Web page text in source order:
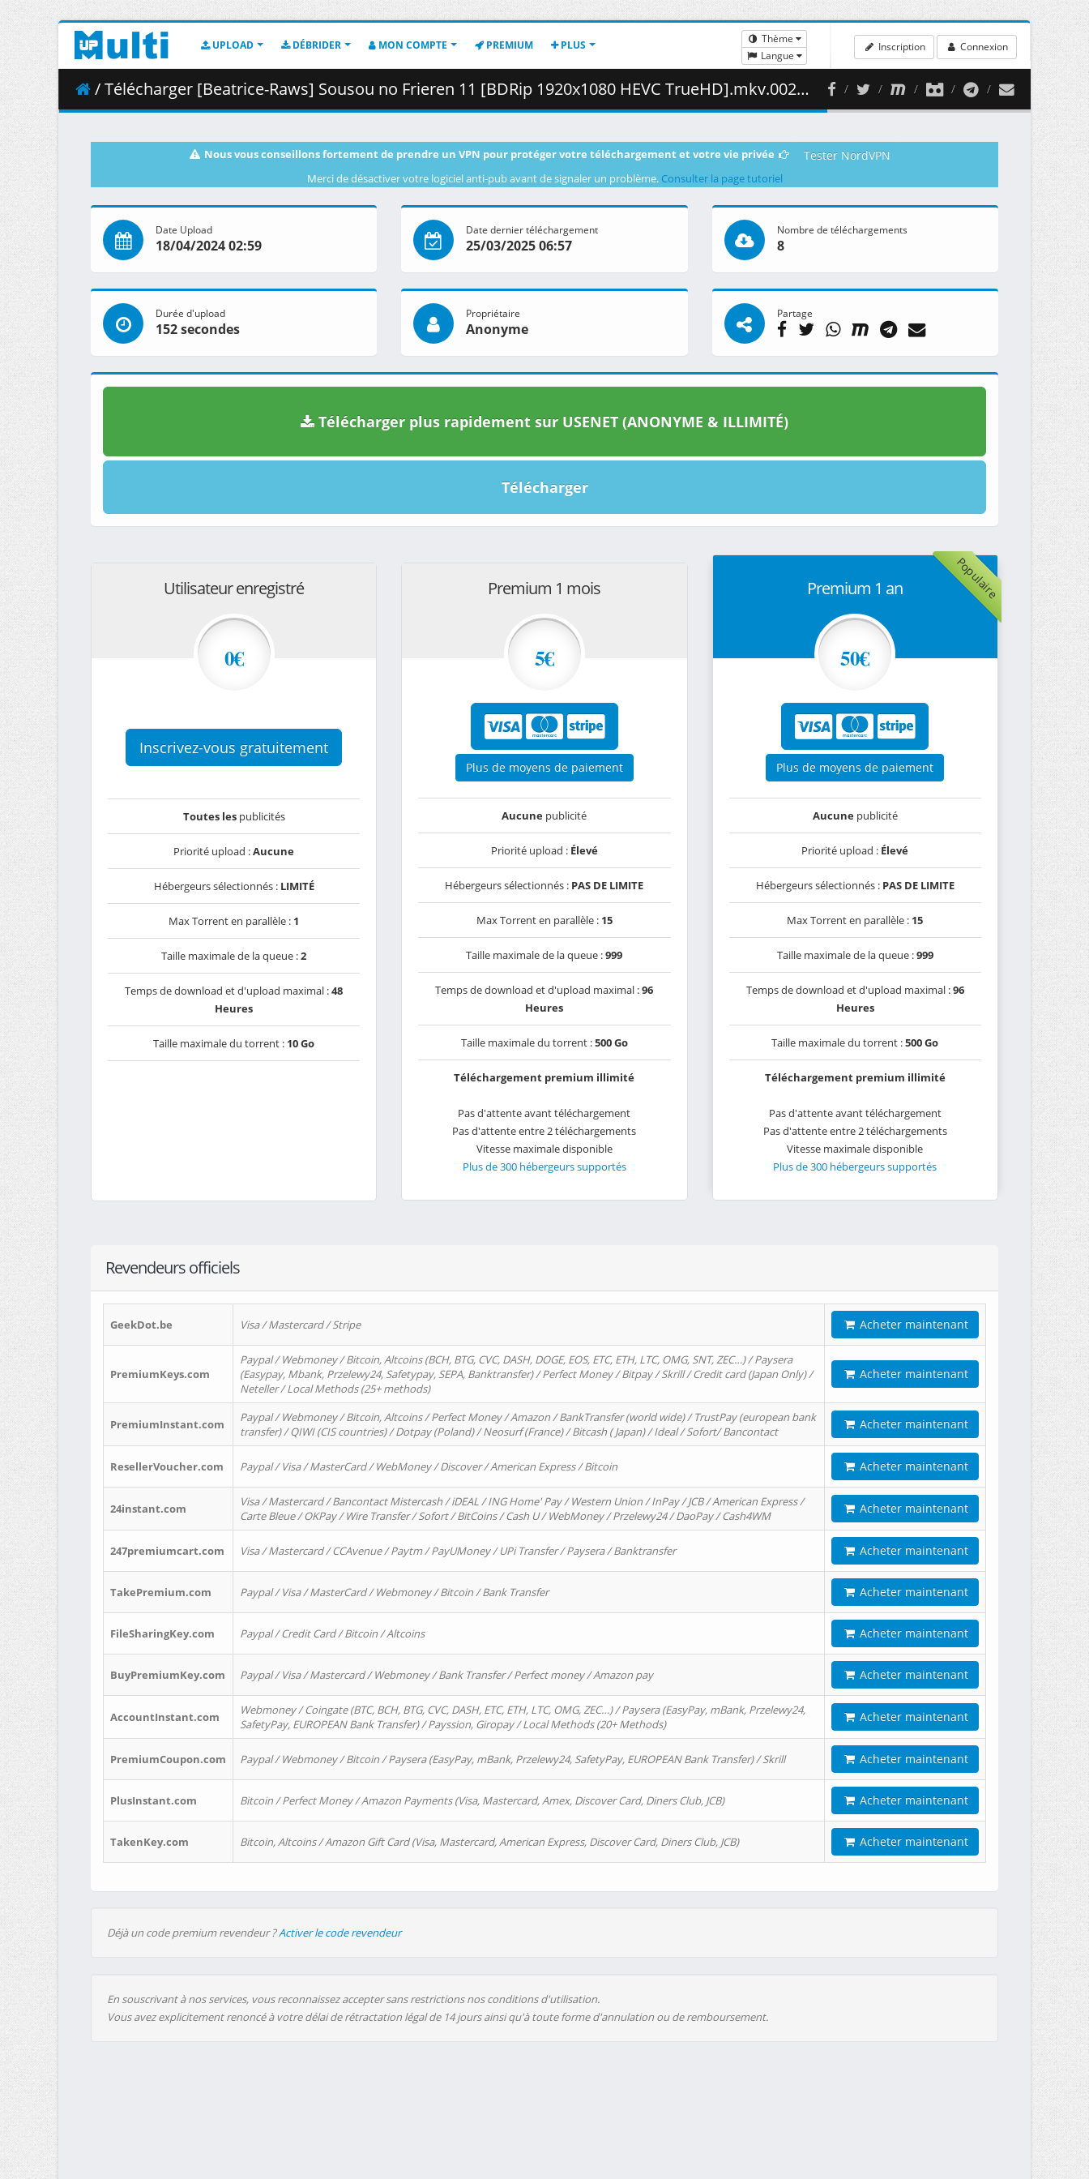
UPLOAD DÉBRIDER MON COMPTE PREMIUM PLUS
Thème
Langue
Inscription Connexion
/ Télécharger [Beatrice-Raws] Sousou no Frieren 11 [BDRip 1920x1080 HEVC TrueHD].mkv.002 ( 444.99 MB )
Nous vous conseillons fortement de prendre un VPN pour protéger votre téléchargement et votre vie privée Tester NordVPN
Merci de désactiver votre logiciel anti-pub avant de signaler un problème. Consulter la page tutoriel
Date Upload
18/04/2024 02:59
Date dernier téléchargement
25/03/2025 06:57
Nombre de téléchargements
8
Durée d'upload
152 secondes
Propriétaire
Anonyme
Partage
Télécharger plus rapidement sur USENET (ANONYME & ILLIMITÉ)
Télécharger
Utilisateur enregistré
0€
Inscrivez-vous gratuitement
Toutes lespublicités
Priorité upload :Aucune
Hébergeurs sélectionnés : LIMITÉ
Max Torrent en parallèle : 1
Taille maximale de la queue :2
Temps de download et d'upload maximal :48
Heures
Taille maximale du torrent : 10 Go
Premium 1 mois
5€
Plus de moyens de paiement
Aucune publicité
Priorité upload : Élevé
Hébergeurs sélectionnés : PAS DE LIMITE
Max Torrent en parallèle : 15
Taille maximale de la queue :999
Temps de download et d'upload maximal :96
Heures
Taille maximale du torrent :500 Go
Téléchargement premium illimité
Pas d'attente avant téléchargement
Pas d'attente entre 2 téléchargements
Vitesse maximale disponible
Plus de 300 hébergeurs supportés
Populaire
Premium 1 an
50€
Plus de moyens de paiement
Aucunepublicité
Priorité upload : Élevé
Hébergeurs sélectionnés : PAS DE LIMITE
Max Torrent en parallèle : 15
Taille maximale de la queue :999
Temps de download et d'upload maximal :96
Heures
Taille maximale du torrent :500 Go
Téléchargement premium illimité
Pas d'attente avant téléchargement
Pas d'attente entre 2 téléchargements
Vitesse maximale disponible
Plus de 300 hébergeurs supportés
Revendeurs officiels
GeekDot.be Visa / Mastercard / Stripe Acheter maintenant
PremiumKeys.com
Paypal / Webmoney / Bitcoin, Altcoins (BCH, BTG, CVC, DASH, DOGE, EOS, ETC, ETH, LTC, OMG, SNT, ZEC…) / Paysera
(Easypay, Mbank, Przelewy24, Safetypay, SEPA, Banktransfer) / Perfect Money / Bitpay / Skrill / Credit card (Japan Only) /
Neteller / Local Methods (25+ methods)
Acheter maintenant
PremiumInstant.com
Paypal / Webmoney / Bitcoin, Altcoins / Perfect Money / Amazon / BankTransfer (world wide) / TrustPay (european bank
transfer) / QIWI (CIS countries) / Dotpay (Poland) / Neosurf (France) / Bitcash ( Japan) / Ideal / Sofort/ Bancontact
Acheter maintenant
ResellerVoucher.com Paypal / Visa / MasterCard / WebMoney / Discover / American Express / Bitcoin Acheter maintenant
24instant.com
Visa / Mastercard / Bancontact Mistercash / iDEAL / ING Home' Pay / Western Union / InPay / JCB / American Express /
Carte Bleue / OKPay / Wire Transfer / Sofort / BitCoins / Cash U / WebMoney / Przelewy24 / DaoPay / Cash4WM
Acheter maintenant
247premiumcart.com Visa / Mastercard / CCAvenue / Paytm / PayUMoney / UPi Transfer / Paysera / Banktransfer Acheter maintenant
TakePremium.com Paypal / Visa / MasterCard / Webmoney / Bitcoin / Bank Transfer Acheter maintenant
FileSharingKey.com Paypal / Credit Card / Bitcoin / Altcoins Acheter maintenant
BuyPremiumKey.com Paypal / Visa / Mastercard / Webmoney / Bank Transfer / Perfect money / Amazon pay Acheter maintenant
AccountInstant.com
Webmoney / Coingate (BTC, BCH, BTG, CVC, DASH, ETC, ETH, LTC, OMG, ZEC…) / Paysera (EasyPay, mBank, Przelewy24,
SafetyPay, EUROPEAN Bank Transfer) / Payssion, Giropay / Local Methods (20+ Methods)
Acheter maintenant
PremiumCoupon.com Paypal / Webmoney / Bitcoin / Paysera (EasyPay, mBank, Przelewy24, SafetyPay, EUROPEAN Bank Transfer) / Skrill Acheter maintenant
PlusInstant.com Bitcoin / Perfect Money / Amazon Payments (Visa, Mastercard, Amex, Discover Card, Diners Club, JCB) Acheter maintenant
TakenKey.com Bitcoin, Altcoins / Amazon Gift Card (Visa, Mastercard, American Express, Discover Card, Diners Club, JCB) Acheter maintenant
Déjà un code premium revendeur ?Activer le code revendeur
En souscrivant à nos services, vous reconnaissez accepter sans restrictions nos conditions d'utilisation.
Vous avez explicitement renoncé à votre délai de rétractation légal de 14 jours ainsi qu'à toute forme d'annulation ou de remboursement.